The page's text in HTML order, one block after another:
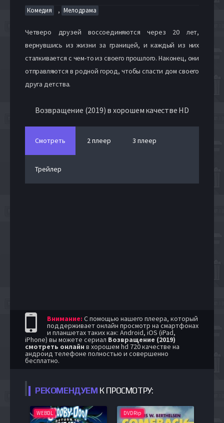
Комедия , Мелодрама
Четверо друзей воссоединяются через 20 лет,
вернувшись из жизни за границей, и каждый из них
сталкивается с чем-то из своего прошлого. Наконец, они
отправляются в родной город, чтобы спасти дом своего
друга детства.
Возвращение (2019) в хорошем качестве HD
Смотреть 2 плеер 3 плеер
Трейлер
Внимание: С помощью нашего плеера, который
поддерживает онлайн просмотр на смартфонах
и планшетах таких как: Android, iOS (iPad,
iPhone) вы можете сериал Возвращение (2019)
смотреть онлайн в хорошем hd 720 качестве на
андроид телефоне полностью и совершенно
бесплатно.
РЕКОМЕНДУЕМ К ПРОСМОТРУ:
WEBDL DVDRip